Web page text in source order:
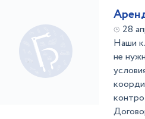
28
Наши
не